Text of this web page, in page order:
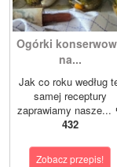
Ogórki
na...
Jak co roku według
samej receptury
zaprawiamy nasze...
432
Zobacz przepis!